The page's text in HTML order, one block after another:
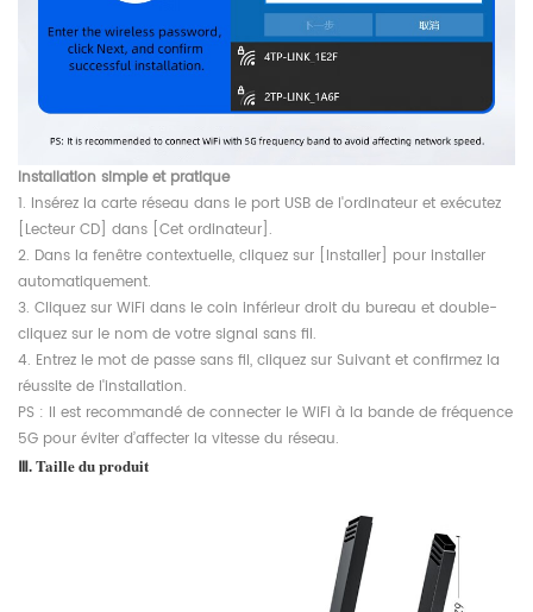
Installation simple et pratique
1. Insérez la carte réseau dans le port USB de l'ordinateur et exécutez
[Lecteur CD] dans [Cet ordinateur].
2. Dans la fenêtre contextuelle, cliquez sur [Installer] pour installer
automatiquement.
3. Cliquez sur WiFi dans le coin inférieur droit du bureau et double-
cliquez sur le nom de votre signal sans fil.
4. Entrez le mot de passe sans fil, cliquez sur Suivant et confirmez la
réussite de l'installation.
PS : Il est recommandé de connecter le WiFi à la bande de fréquence
5G pour éviter d’affecter la vitesse du réseau.
Ⅲ. Taille du produit